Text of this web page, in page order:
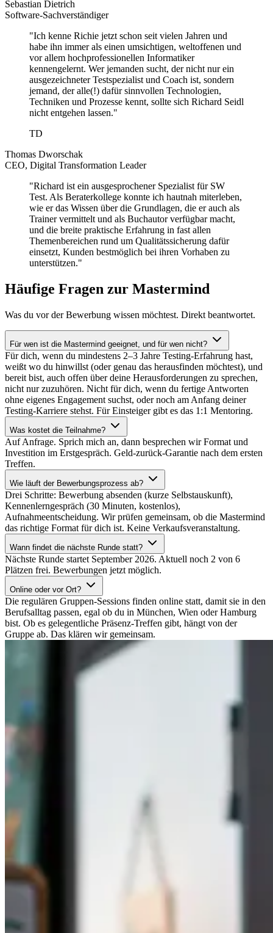
Sebastian Dietrich
Software-Sachverständiger
"Ich kenne Richie jetzt schon seit vielen Jahren und
habe ihn immer als einen umsichtigen, weltoffenen und
vor allem hochprofessionellen Informatiker
kennengelernt. Wer jemanden sucht, der nicht nur ein
ausgezeichneter Testspezialist und Coach ist, sondern
jemand, der alle(!) dafür sinnvollen Technologien,
Techniken und Prozesse kennt, sollte sich Richard Seidl
nicht entgehen lassen."
TD
Thomas Dworschak
CEO, Digital Transformation Leader
"Richard ist ein ausgesprochener Spezialist für SW
Test. Als Beraterkollege konnte ich hautnah miterleben,
wie er das Wissen über die Grundlagen, die er auch als
Trainer vermittelt und als Buchautor verfügbar macht,
und die breite praktische Erfahrung in fast allen
Themenbereichen rund um Qualitätssicherung dafür
einsetzt, Kunden bestmöglich bei ihren Vorhaben zu
unterstützen."
Häufige Fragen zur Mastermind
Was du vor der Bewerbung wissen möchtest. Direkt beantwortet.
Für wen ist die Mastermind geeignet, und für wen nicht?
Für dich, wenn du mindestens 2–3 Jahre Testing-Erfahrung hast,
weißt wo du hinwillst (oder genau das herausfinden möchtest), und
bereit bist, auch offen über deine Herausforderungen zu sprechen,
nicht nur zuzuhören. Nicht für dich, wenn du fertige Antworten
ohne eigenes Engagement suchst, oder noch am Anfang deiner
Testing-Karriere stehst. Für Einsteiger gibt es das 1:1 Mentoring.
Was kostet die Teilnahme?
Auf Anfrage. Sprich mich an, dann besprechen wir Format und
Investition im Erstgespräch. Geld-zurück-Garantie nach dem ersten
Treffen.
Wie läuft der Bewerbungsprozess ab?
Drei Schritte: Bewerbung absenden (kurze Selbstauskunft),
Kennenlerngespräch (30 Minuten, kostenlos),
Aufnahmeentscheidung. Wir prüfen gemeinsam, ob die Mastermind
das richtige Format für dich ist. Keine Verkaufsveranstaltung.
Wann findet die nächste Runde statt?
Nächste Runde startet September 2026. Aktuell noch 2 von 6
Plätzen frei. Bewerbungen jetzt möglich.
Online oder vor Ort?
Die regulären Gruppen-Sessions finden online statt, damit sie in den
Berufsalltag passen, egal ob du in München, Wien oder Hamburg
bist. Ob es gelegentliche Präsenz-Treffen gibt, hängt von der
Gruppe ab. Das klären wir gemeinsam.